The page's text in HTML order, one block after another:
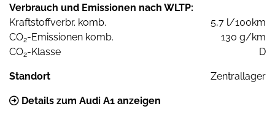
Verbrauch und Emissionen nach WLTP:
Kraftstoffverbr. komb.
5,7 l/100km
CO2-Emissionen komb.
130 g/km
CO2-Klasse D
Standort Zentrallager
Details zum Audi A1 anzeigen